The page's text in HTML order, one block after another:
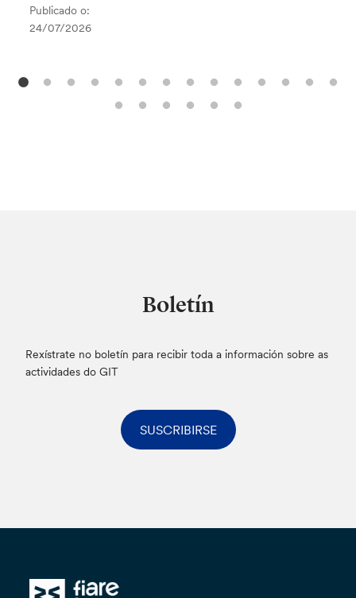
Publicado o:
24/07/2026
Boletín
Rexístrate no boletín para recibir toda a información sobre as
actividades do GIT
SUSCRIBIRSE